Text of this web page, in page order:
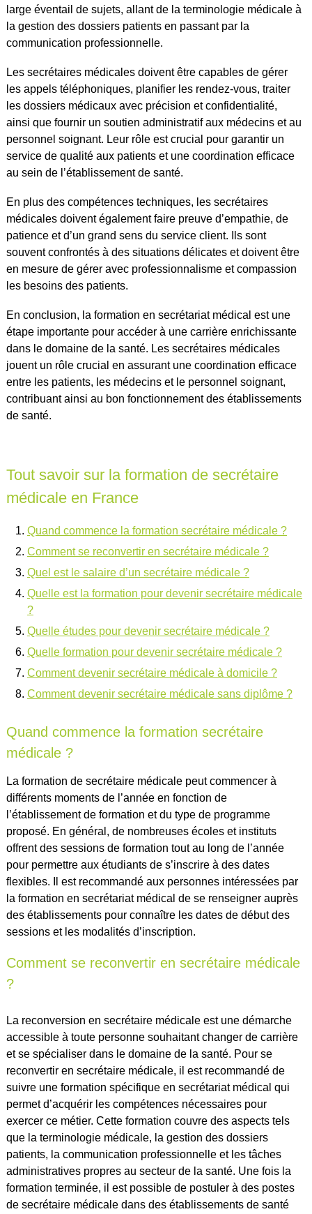
large éventail de sujets, allant de la terminologie médicale à
la gestion des dossiers patients en passant par la
communication professionnelle.
Les secrétaires médicales doivent être capables de gérer
les appels téléphoniques, planifier les rendez-vous, traiter
les dossiers médicaux avec précision et confidentialité,
ainsi que fournir un soutien administratif aux médecins et au
personnel soignant. Leur rôle est crucial pour garantir un
service de qualité aux patients et une coordination efficace
au sein de l’établissement de santé.
En plus des compétences techniques, les secrétaires
médicales doivent également faire preuve d’empathie, de
patience et d’un grand sens du service client. Ils sont
souvent confrontés à des situations délicates et doivent être
en mesure de gérer avec professionnalisme et compassion
les besoins des patients.
En conclusion, la formation en secrétariat médical est une
étape importante pour accéder à une carrière enrichissante
dans le domaine de la santé. Les secrétaires médicales
jouent un rôle crucial en assurant une coordination efficace
entre les patients, les médecins et le personnel soignant,
contribuant ainsi au bon fonctionnement des établissements
de santé.
Tout savoir sur la formation de secrétaire
médicale en France
Quand commence la formation secrétaire médicale ?
Comment se reconvertir en secrétaire médicale ?
Quel est le salaire d’un secrétaire médicale ?
Quelle est la formation pour devenir secrétaire médicale
?
Quelle études pour devenir secrétaire médicale ?
Quelle formation pour devenir secrétaire médicale ?
Comment devenir secrétaire médicale à domicile ?
Comment devenir secrétaire médicale sans diplôme ?
Quand commence la formation secrétaire
médicale ?
La formation de secrétaire médicale peut commencer à
différents moments de l’année en fonction de
l’établissement de formation et du type de programme
proposé. En général, de nombreuses écoles et instituts
offrent des sessions de formation tout au long de l’année
pour permettre aux étudiants de s’inscrire à des dates
flexibles. Il est recommandé aux personnes intéressées par
la formation en secrétariat médical de se renseigner auprès
des établissements pour connaître les dates de début des
sessions et les modalités d’inscription.
Comment se reconvertir en secrétaire médicale
?
La reconversion en secrétaire médicale est une démarche
accessible à toute personne souhaitant changer de carrière
et se spécialiser dans le domaine de la santé. Pour se
reconvertir en secrétaire médicale, il est recommandé de
suivre une formation spécifique en secrétariat médical qui
permet d’acquérir les compétences nécessaires pour
exercer ce métier. Cette formation couvre des aspects tels
que la terminologie médicale, la gestion des dossiers
patients, la communication professionnelle et les tâches
administratives propres au secteur de la santé. Une fois la
formation terminée, il est possible de postuler à des postes
de secrétaire médicale dans des établissements de santé